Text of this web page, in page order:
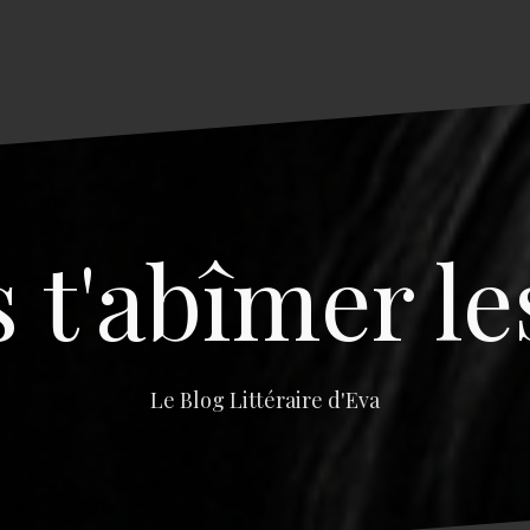
t'abîmer
Le Blog Littéraire d'Eva